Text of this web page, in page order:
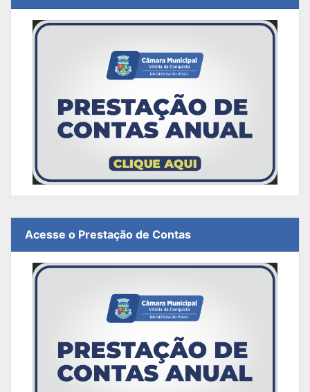
Acesse o Prestação de Contas